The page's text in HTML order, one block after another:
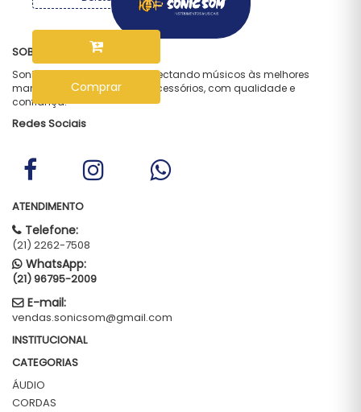
Comprar
SOBRE NÓS
Sonic Som — desde 1997 conectando músicos às melhores
marcas em instrumentos e acessórios, com qualidade e
confiança.
Redes Sociais
ATENDIMENTO
Telefone:
(21) 2262-7508
WhatsApp:
(21) 96795-2009
E-mail:
vendas.sonicsom@gmail.com
INSTITUCIONAL
CATEGORIAS
ÁUDIO
CORDAS